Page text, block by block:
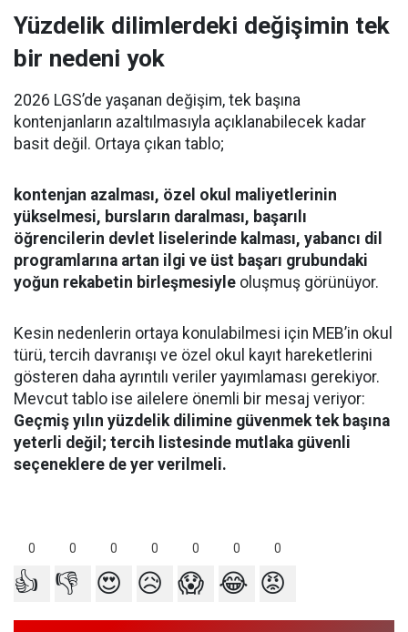
Yüzdelik dilimlerdeki değişimin tek
bir nedeni yok
2026 LGS’de yaşanan değişim, tek başına
kontenjanların azaltılmasıyla açıklanabilecek kadar
basit değil. Ortaya çıkan tablo;
kontenjan azalması, özel okul maliyetlerinin
yükselmesi, bursların daralması, başarılı
öğrencilerin devlet liselerinde kalması, yabancı dil
programlarına artan ilgi ve üst başarı grubundaki
yoğun rekabetin birleşmesiyle oluşmuş görünüyor.
Kesin nedenlerin ortaya konulabilmesi için MEB’in okul
türü, tercih davranışı ve özel okul kayıt hareketlerini
gösteren daha ayrıntılı veriler yayımlaması gerekiyor.
Mevcut tablo ise ailelere önemli bir mesaj veriyor:
Geçmiş yılın yüzdelik dilimine güvenmek tek başına
yeterli değil; tercih listesinde mutlaka güvenli
seçeneklere de yer verilmeli.
0 0 0 0 0 0 0
👍 👎 😍 😥 😱 😂 😡